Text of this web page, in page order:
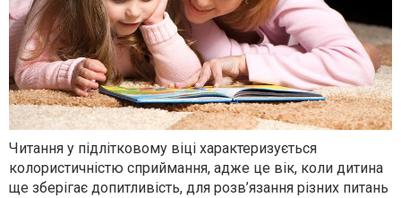
Читання у підлітковому віці характеризується
колористичністю сприймання, адже це вік, коли дитина
ще зберігає допитливість, для розв’язання різних питань